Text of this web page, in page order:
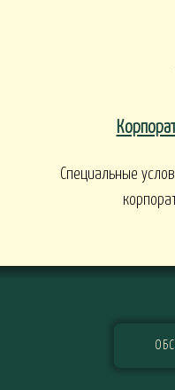
Специальные